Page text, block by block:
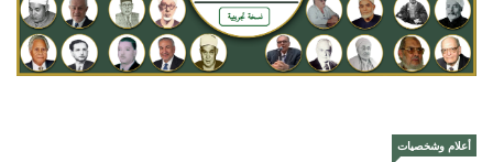
أعلام وشخصيات